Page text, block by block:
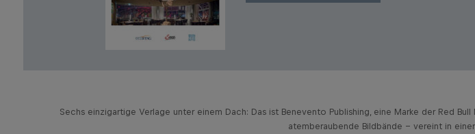
Sechs einzigartige Verlage unter einem Dach: Das ist Benevento Publishing, eine Marke der Red
atemberaubende Bildbände – vereint in